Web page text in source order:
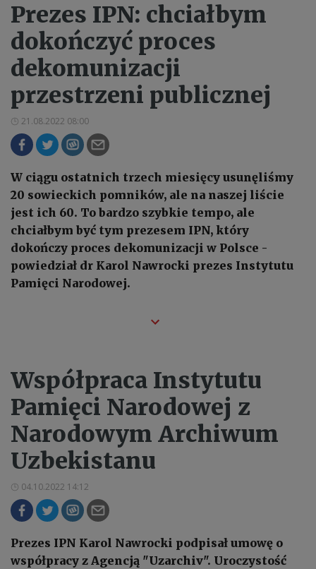
Prezes IPN: chciałbym
dokończyć proces
dekomunizacji
przestrzeni publicznej
21.08.2022 08:00
W ciągu ostatnich trzech miesięcy usunęliśmy
20 sowieckich pomników, ale na naszej liście
jest ich 60. To bardzo szybkie tempo, ale
chciałbym być tym prezesem IPN, który
dokończy proces dekomunizacji w Polsce -
powiedział dr Karol Nawrocki prezes Instytutu
Pamięci Narodowej.
Współpraca Instytutu
Pamięci Narodowej z
Narodowym Archiwum
Uzbekistanu
04.10.2022 14:12
Prezes IPN Karol Nawrocki podpisał umowę o
współpracy z Agencją "Uzarchiv". Uroczystość